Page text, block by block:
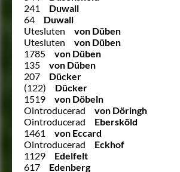
241
Duwall
64
Duwall
Utesluten
von Düben
Utesluten
von Düben
1785
von Düben
135
von Düben
207
Dücker
(122)
Dücker
1519
von Döbeln
Ointroducerad
von Döringh
Ointroducerad
Ebersköld
1461
von Eccard
Ointroducerad
Eckhof
1129
Edelfelt
617
Edenberg